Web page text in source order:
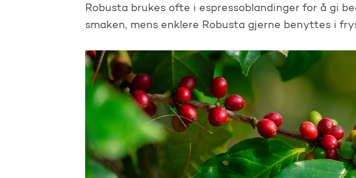
Robusta brukes ofte i espressoblandinger for å gi
smaken, mens enklere Robusta gjerne benyttes i